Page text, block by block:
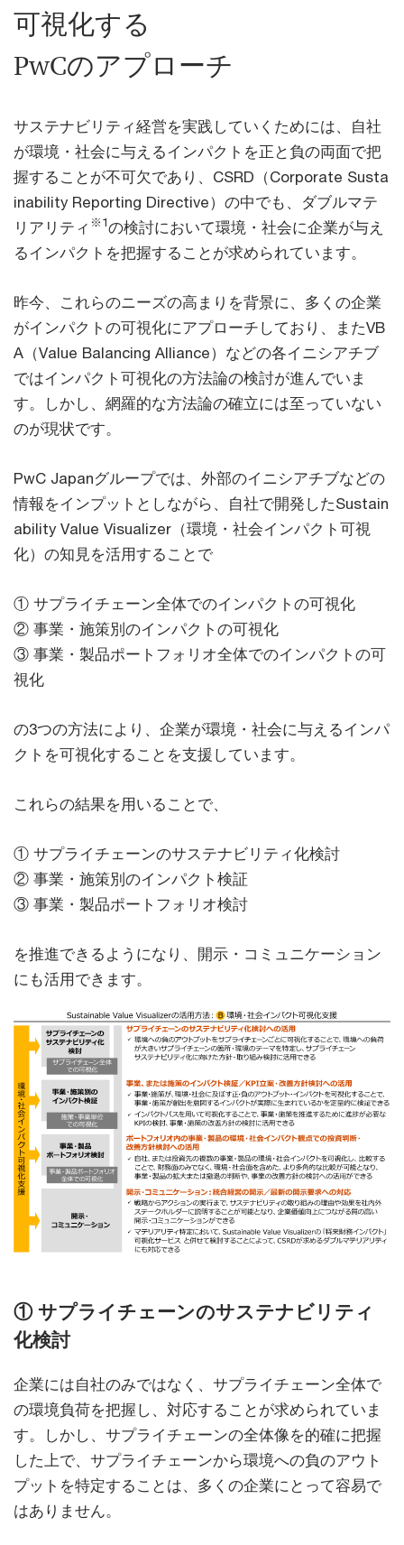
可視化する
PwCのアプローチ
サステナビリティ経営を実践していくためには、自社
が環境・社会に与えるインパクトを正と負の両面で把
握することが不可欠であり、CSRD（Corporate Susta
inability Reporting Directive）の中でも、ダブルマテ
リアリティ ※1の検討において環境・社会に企業が与え
るインパクトを把握することが求められています。
昨今、これらのニーズの高まりを背景に、多くの企業
がインパクトの可視化にアプローチしており、またVB
A（Value Balancing Alliance）などの各イニシアチブ
ではインパクト可視化の方法論の検討が進んでいま
す。しかし、網羅的な方法論の確立には至っていない
のが現状です。
PwC Japanグループでは、外部のイニシアチブなどの
情報をインプットとしながら、自社で開発したSustain
ability Value Visualizer（環境・社会インパクト可視
化）の知見を活用することで
① サプライチェーン全体でのインパクトの可視化
② 事業・施策別のインパクトの可視化
③ 事業・製品ポートフォリオ全体でのインパクトの可
視化
の3つの方法により、企業が環境・社会に与えるインパ
クトを可視化することを支援しています。
これらの結果を用いることで、
① サプライチェーンのサステナビリティ化検討
② 事業・施策別のインパクト検証
③ 事業・製品ポートフォリオ検討
を推進できるようになり、開示・コミュニケーション
にも活用できます。
① サプライチェーンのサステナビリティ
化検討
企業には自社のみではなく、サプライチェーン全体で
の環境負荷を把握し、対応することが求められていま
す。しかし、サプライチェーンの全体像を的確に把握
した上で、サプライチェーンから環境への負のアウト
プットを特定することは、多くの企業にとって容易で
はありません。